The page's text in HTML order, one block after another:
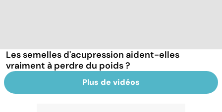
Les semelles d'acupression aident-elles
vraiment à perdre du poids ?
Plus de vidéos